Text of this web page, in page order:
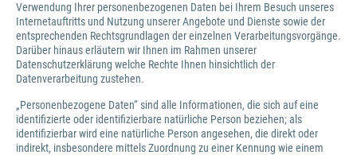
Verwendung Ihrer personenbezogenen Daten bei Ihrem Besuch unseres
Internetauftritts und Nutzung unserer Angebote und Dienste sowie der
entsprechenden Rechtsgrundlagen der einzelnen Verarbeitungsvorgänge.
Darüber hinaus erläutern wir Ihnen im Rahmen unserer
Datenschutzerklärung welche Rechte Ihnen hinsichtlich der
Datenverarbeitung zustehen.
„Personenbezogene Daten“ sind alle Informationen, die sich auf eine
identifizierte oder identifizierbare natürliche Person beziehen; als
identifizierbar wird eine natürliche Person angesehen, die direkt oder
indirekt, insbesondere mittels Zuordnung zu einer Kennung wie einem